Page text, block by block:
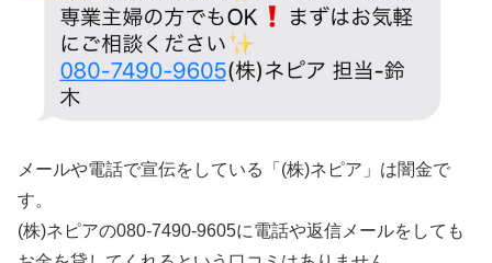
メールや電話で宣伝をしている「(株)ネピア」は闇金で
す。
(株)ネピアの080-7490-9605に電話や返信メールをしても